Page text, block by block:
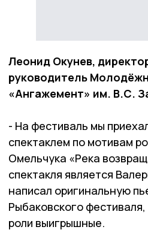
Леонид Окунев,
руководитель
«Ангажемент» им. В.С.
- На фестиваль мы
спектаклем по мотивам
Омельчука «Река
спектакля является
написал оригинальную
Рыбаковского
роли выигрышные.